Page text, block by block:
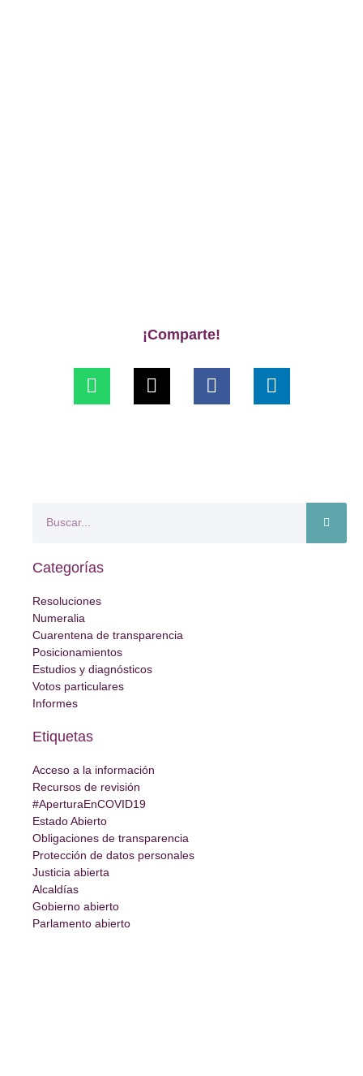
¡Comparte!
Categorías
Resoluciones
Numeralia
Cuarentena de transparencia
Posicionamientos
Estudios y diagnósticos
Votos particulares
Informes
Etiquetas
Acceso a la información
Recursos de revisión
#AperturaEnCOVID19
Estado Abierto
Obligaciones de transparencia
Protección de datos personales
Justicia abierta
Alcaldías
Gobierno abierto
Parlamento abierto